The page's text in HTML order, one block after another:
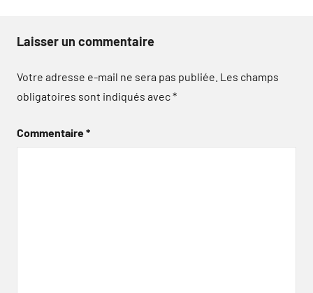
Laisser un commentaire
Votre adresse e-mail ne sera pas publiée. Les champs
obligatoires sont indiqués avec*
Commentaire*